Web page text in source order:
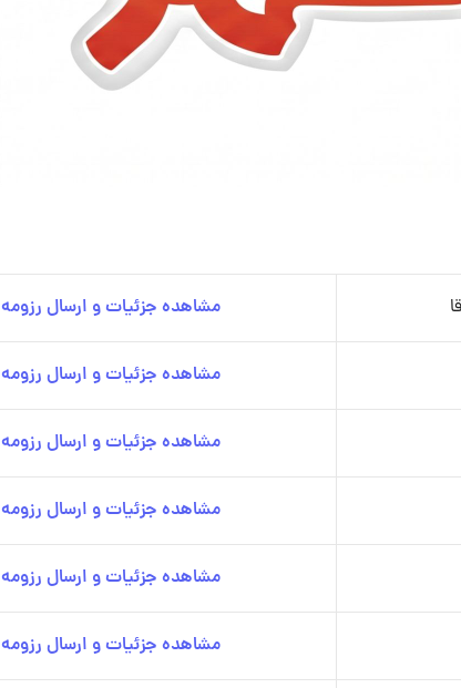
مشاهده جزئیات و ارسال رزومه
مشاهده جزئیات و ارسال رزومه
مشاهده جزئیات و ارسال رزومه
مشاهده جزئیات و ارسال رزومه
مشاهده جزئیات و ارسال رزومه
مشاهده جزئیات و ارسال رزومه